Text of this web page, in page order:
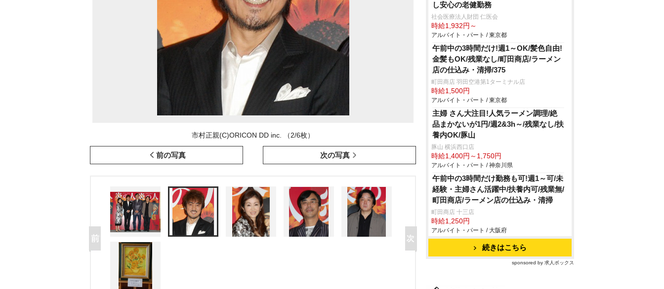
市村正親(C)ORICON DD inc. （2/6枚）
前の写真 次の写真
し安心の老健勤務
社会医療法人財団 仁医会
時給1,932円～
アルバイト・パート / 東京都
午前中の3時間だけ!週1～OK/髪色自由!
金髪もOK/残業なし/町田商店/ラーメン
店の仕込み・清掃/375
町田商店 羽田空港第1ターミナル店
時給1,500円
アルバイト・パート / 東京都
主婦 さん大注目!人気ラーメン調理/絶
品まかないが1円/週2&3h～/残業なし/扶
養内OK/豚山
豚山 横浜西口店
時給1,400円～1,750円
アルバイト・パート / 神奈川県
午前中の3時間だけ勤務も可!週1～可/未
経験・主婦さん活躍中/扶養内可/残業無/
町田商店/ラーメン店の仕込み・清掃
町田商店 十三店
時給1,250円
アルバイト・パート / 大阪府
続きはこちら
sponsored by 求人ボックス